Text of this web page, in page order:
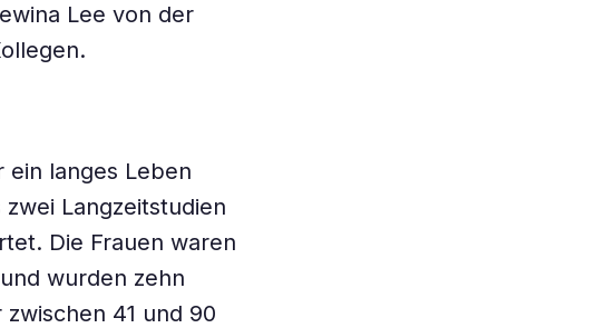
Lee von der
ein langes Leben
Langzeitstudien
Die Frauen waren
wurden zehn
41 und 90